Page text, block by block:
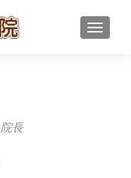
ナビゲ
院長